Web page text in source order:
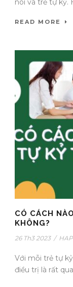
nói và trẻ tự kỷ.
READ MORE
CÓ CÁCH
KHÔNG?
26 Th3 2023 /
Với mỗi trẻ tự
điều trị là rất